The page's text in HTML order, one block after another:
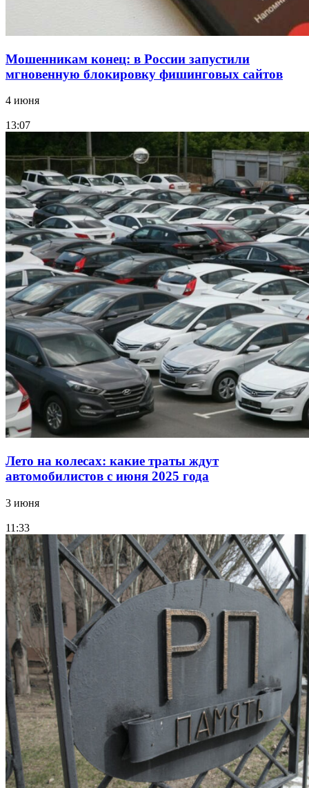
Мошенникам конец: в России запустили
мгновенную блокировку фишинговых сайтов
4 июня
13:07
Лето на колесах: какие траты ждут
автомобилистов с июня 2025 года
3 июня
11:33